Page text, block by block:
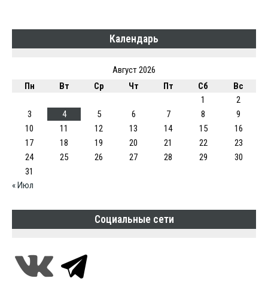
Календарь
Август 2026
Пн
Вт Ср Чт Пт Сб
Вс
1
2
3
4 5 6 7 8
9
10
11 12 13 14 15
16
17
18 19 20 21 22
23
24
25 26 27 28 29
30
31
« Июл
Социальные сети